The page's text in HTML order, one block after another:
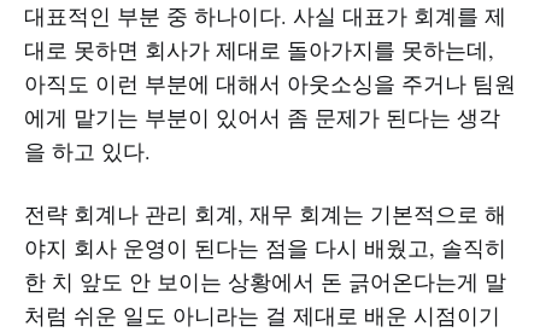
대표적인 부분 중 하나이다. 사실 대표가 회계를 제
대로 못하면 회사가 제대로 돌아가지를 못하는데,
아직도 이런 부분에 대해서 아웃소싱을 주거나 팀원
에게 맡기는 부분이 있어서 좀 문제가 된다는 생각
을 하고 있다.
전략 회계나 관리 회계, 재무 회계는 기본적으로 해
야지 회사 운영이 된다는 점을 다시 배웠고, 솔직히
한 치 앞도 안 보이는 상황에서 돈 긁어온다는게 말
처럼 쉬운 일도 아니라는 걸 제대로 배운 시점이기